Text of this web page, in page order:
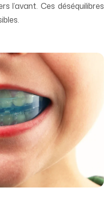
l’avant. Ces déséquilibres